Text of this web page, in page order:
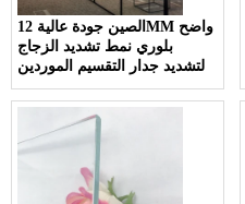
الصين جودة عالية 12MM واضح
بلوري نمط تشديد الزجاج
لتشديد جدار التقسيم الموردين